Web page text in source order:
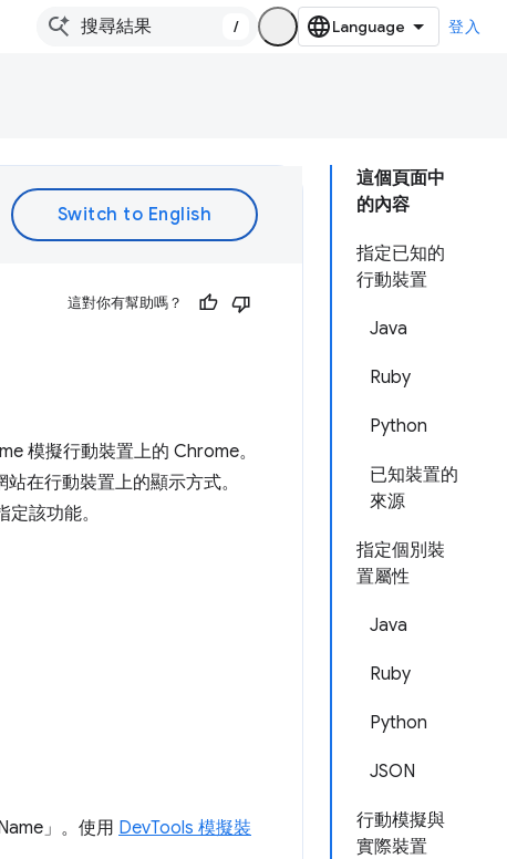
/ 登入
這個頁面中
的內容
指定已知的
行動裝置
Java
Ruby
Python
已知裝置的
來源
指定個別裝
置屬性
Java
Ruby
Python
JSON
行動模擬與
實際裝置
這對你有幫助嗎？
模擬行動裝置上的 Chrome。
在行動裝置上的顯示方式。
該功能。
」。使用 DevTools 模擬裝